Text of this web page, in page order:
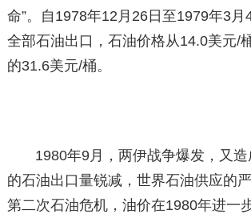
命”。自1978年12月26日至1979年3月
全部石油出口，石油价格从14.0美元/
的31.6美元/桶。
1980年9月，两伊战争爆发，又
的石油出口量锐减，世界石油供应的
第二次石油危机，油价在1980年进一